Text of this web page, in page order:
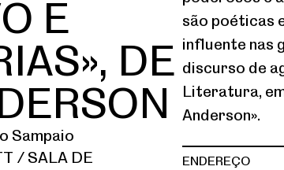
E
DE
Sampaio
/ SALA DE
são poéticas
influente nas
discurso de
Literatura,
Anderson».
ENDEREÇO